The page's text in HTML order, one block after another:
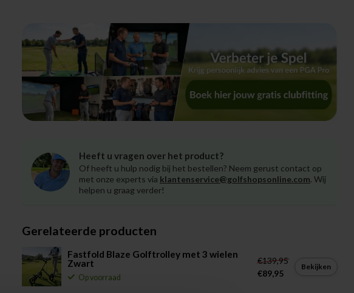
Heeft u vragen over het product?
Of heeft u hulp nodig bij het bestellen? Neem gerust contact op
met onze experts via klantenservice@golfshopsonline.com. Wij
helpen u graag verder!
Gerelateerde producten
Fastfold Blaze Golftrolley met 3 wielen
Zwart
Op voorraad
€139,95
€89,95
Bekijken